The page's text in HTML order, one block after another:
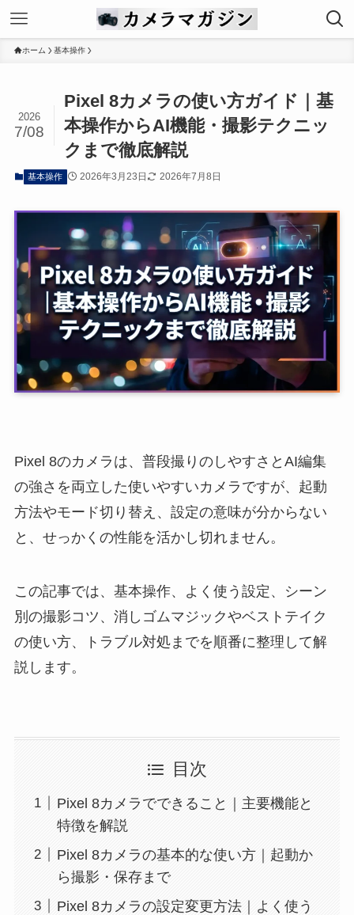
ホーム 基本操作
Pixel 8カメラの使い方ガイド｜基
本操作からAI機能・撮影テクニッ
クまで徹底解説
2026
7/08
基本操作 2026年3月23日 2026年7月8日
Pixel 8のカメラは、普段撮りのしやすさとAI編集
の強さを両立した使いやすいカメラですが、起動
方法やモード切り替え、設定の意味が分からない
と、せっかくの性能を活かし切れません。
この記事では、基本操作、よく使う設定、シーン
別の撮影コツ、消しゴムマジックやベストテイク
の使い方、トラブル対処までを順番に整理して解
説します。
目次
Pixel 8カメラでできること｜主要機能と
特徴を解説
Pixel 8カメラの基本的な使い方｜起動か
ら撮影・保存まで
Pixel 8カメラの設定変更方法｜よく使う